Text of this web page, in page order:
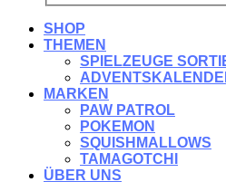
SHOP
THEMEN
SPIELZEUGE
MARKEN
PAW PATROL
POKEMON
SQUISHMALLOWS
TAMAGOTCHI
ÜBER UNS